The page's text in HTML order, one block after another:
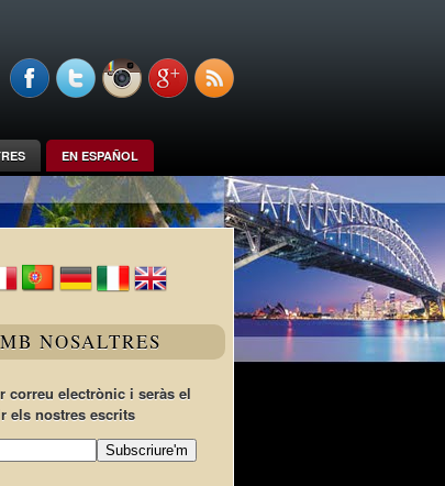
EN ESPAÑOL
NOSALTRES
correu electrònic i seràs el
els nostres escrits